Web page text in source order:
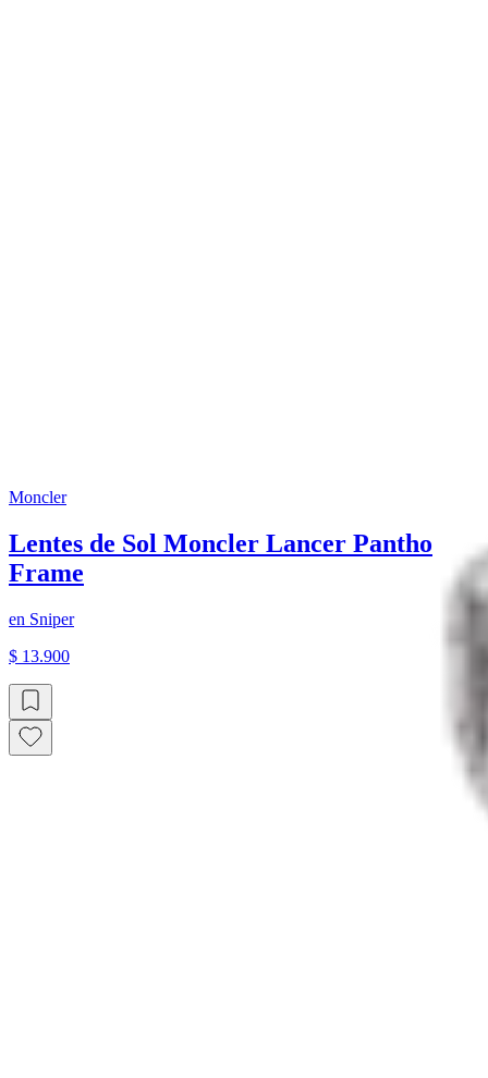
Moncler
Lentes de Sol Moncler Lancer Pantho
Frame
en Sniper
$ 13.900